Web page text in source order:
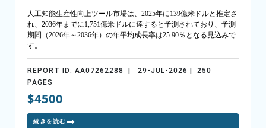
人工知能生産性向上ツール市場は、2025年に139億米ドルと推定さ
れ、2036年までに1,751億米ドルに達すると予測されており、予測
期間（2026年～2036年）の年平均成長率は25.90％となる見込みで
す。
REPORT ID: AA07262288 | 29-JUL-2026 | 250
PAGES
$4500
続きを読む